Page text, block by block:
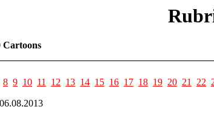
Cartoons
8 9 10 11 12 13 14 15 16 17 18 19 20 21 22
06.08.2013